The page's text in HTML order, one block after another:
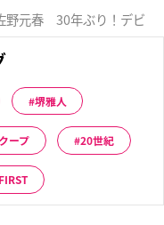
野元春 30年ぶり！デビュ
堺雅人
ープ 20世紀